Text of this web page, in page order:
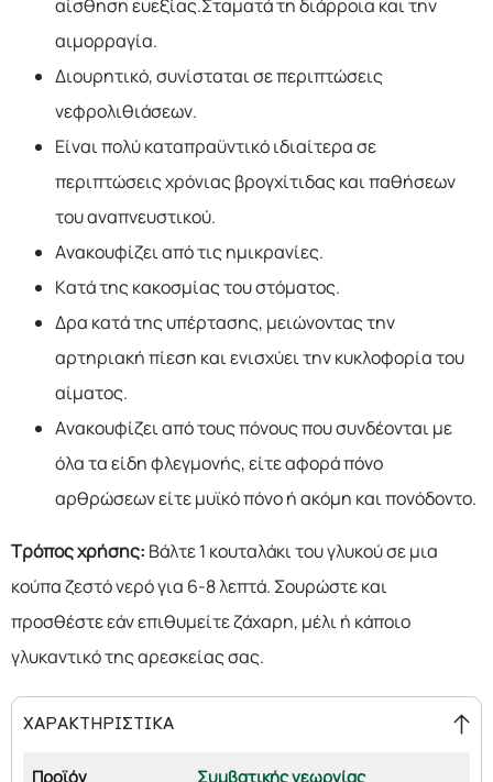
αίσθηση ευεξίας.Σταματά τη διάρροια και την
αιμορραγία.
Διουρητικό, συνίσταται σε περιπτώσεις
νεφρολιθιάσεων.
Είναι πολύ καταπραϋντικό ιδιαίτερα σε
περιπτώσεις χρόνιας βρογχίτιδας και παθήσεων
του αναπνευστικού.
Ανακουφίζει από τις ημικρανίες.
Κατά της κακοσμίας του στόματος.
Δρα κατά της υπέρτασης, μειώνοντας την
αρτηριακή πίεση και ενισχύει την κυκλοφορία του
αίματος.
Ανακουφίζει από τους πόνους που συνδέονται με
όλα τα είδη φλεγμονής, είτε αφορά πόνο
αρθρώσεων είτε μυϊκό πόνο ή ακόμη και πονόδοντο.
Τρόπος χρήσης: Βάλτε 1 κουταλάκι του γλυκού σε μια
κούπα ζεστό νερό για 6-8 λεπτά. Σουρώστε και
προσθέστε εάν επιθυμείτε ζάχαρη, μέλι ή κάποιο
γλυκαντικό της αρεσκείας σας.
ΧΑΡΑΚΤΗΡΙΣΤΙΚΑ
Προϊόν Συμβατικής γεωργίας